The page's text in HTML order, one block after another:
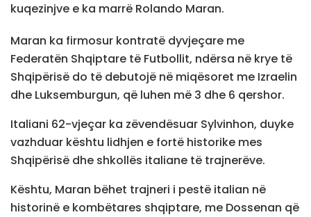
kuqezinjve e ka marrë Rolando Maran.
Maran ka firmosur kontratë dyvjeçare me
Federatën Shqiptare të Futbollit, ndërsa në krye të
Shqipërisë do të debutojë në miqësoret me Izraelin
dhe Luksemburgun, që luhen më 3 dhe 6 qershor.
Italiani 62-vjeçar ka zëvendësuar Sylvinhon, duyke
vazhduar kështu lidhjen e fortë historike mes
Shqipërisë dhe shkollës italiane të trajnerëve.
Kështu, Maran bëhet trajneri i pestë italian në
historinë e kombëtares shqiptare, me Dossenan që